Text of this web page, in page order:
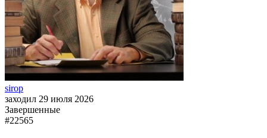
sirop
заходил 29 июля 2026
Завершенные
#22565